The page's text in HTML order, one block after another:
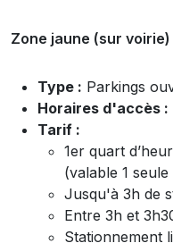
Zone jaune (sur voirie)
Type : Parkings
Horaires d'accès :
Tarif :
1er quart
(valable 1
Jusqu'à 3h de
Entre 3h et
Stationnement